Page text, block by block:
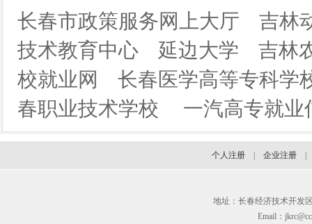
长春市政策服务网上大厅
吉林
技术教育中心
延边大学
吉林
校就业网
长春医学高等专科学
春职业技术学校
一汽高专就业
个人注册 企业注册
地址：长春经济技术开发
Email：